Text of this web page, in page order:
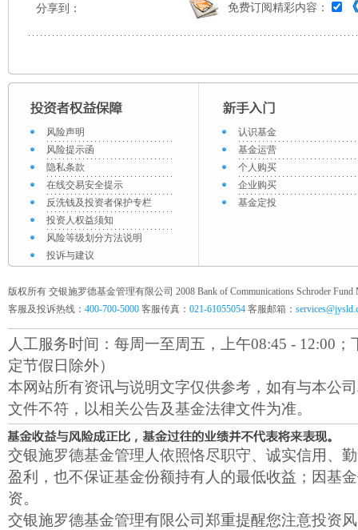
分享到： 免费订阅精彩内容：
风险声明
风险提示函
隐私条款
在线交易安全提示
反洗钱及投资者保护专栏
投资人权益须知
风险等级划分方法说明
投诉与建议
认识基金
基金运营
个人购买
企业购买
基金定投
版权所有 交银施罗德基金管理有限公司 2008 Bank of Communications Schroder Fund
客服及投诉热线： 400-700-5000 客服传真： 021-61055054 客服邮箱：
人工服务时间：每周一至周五，上午08:45 - 12:00；
定节假日除外）
本网站所有资讯与说明文字仅供参考，如有与本公
文件不符，以相关公告及基金法律文件为准。
交银施罗德基金管理人依照恪尽职守、诚实信用、
盈利，也不保证基金份额持有人的最低收益；因基
资。
交银施罗德基金管理有限公司郑重提醒您注意投资